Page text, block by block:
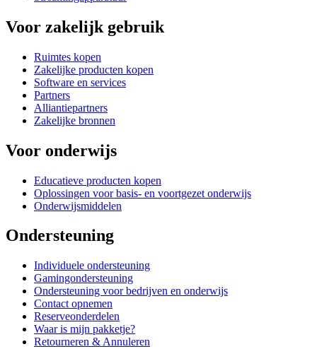
Voor zakelijk gebruik
Ruimtes kopen
Zakelijke producten kopen
Software en services
Partners
Alliantiepartners
Zakelijke bronnen
Voor onderwijs
Educatieve producten kopen
Oplossingen voor basis- en voortgezet onderwijs
Onderwijsmiddelen
Ondersteuning
Individuele ondersteuning
Gamingondersteuning
Ondersteuning voor bedrijven en onderwijs
Contact opnemen
Reserveonderdelen
Waar is mijn pakketje?
Retourneren & Annuleren